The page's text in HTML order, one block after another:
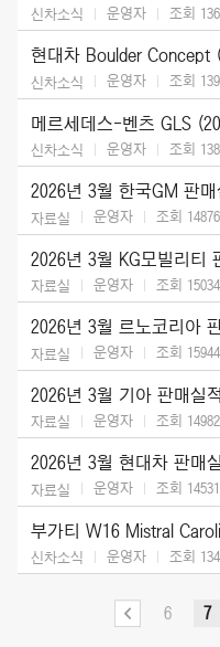
신차소식 운영자 조회
현대차 Boulder Concept
신차소식 운영자 조회
메르세데스-벤츠 GLS
신차소식 운영자 조회
2026년 3월 한국GM 판매
자료실 운영자 조회 14876
2026년 3월 KG모빌리티
자료실 운영자 조회 15034
2026년 3월 르노코리아
자료실 운영자 조회 15944
2026년 3월 기아 판매실적
자료실 운영자 조회 14982
2026년 3월 현대차 판매
자료실 운영자 조회 14531
부가티 W16 Mistral
신차소식 운영자 조회
6 7